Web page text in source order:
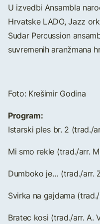
U izvedbi Ansambla
Hrvatske LADO, Jazz
Sudar Percussion
suvremenih aranžmana
Foto: Krešimir Godina
Program:
Istarski ples br. 2 (trad./
Mi smo rekle (trad./arr.
Dumboko je… (trad./arr.
Svirka na gajdama
Bratec kosi (trad./arr. A.